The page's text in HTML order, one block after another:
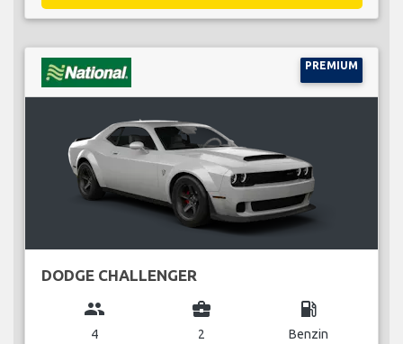
PREMIUM
DODGE CHALLENGER
group
4
business_center
2
local_gas_station
Benzin